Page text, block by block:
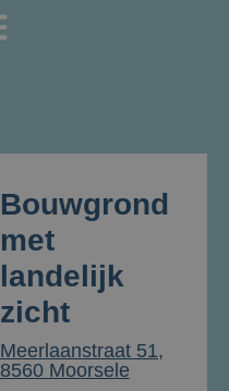
Bouwgrond
met
landelijk
zicht
Meerlaanstraat 51,
8560 Moorsele